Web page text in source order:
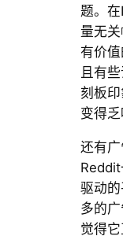
题。
量无
有价
且有
刻板
变得乏
还有广
驱动
多的
觉得它